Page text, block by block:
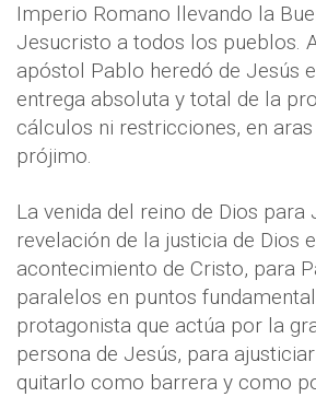
Imperio Romano llevando la
Jesucristo a todos los pueblos.
apóstol Pablo heredó de Jesús
entrega absoluta y total de la
cálculos ni restricciones, en
prójimo.
La venida del reino de Dios para
revelación de la justicia de Dios
acontecimiento de Cristo, para
paralelos en puntos
protagonista que actúa por la
persona de Jesús, para
quitarlo como barrera y como